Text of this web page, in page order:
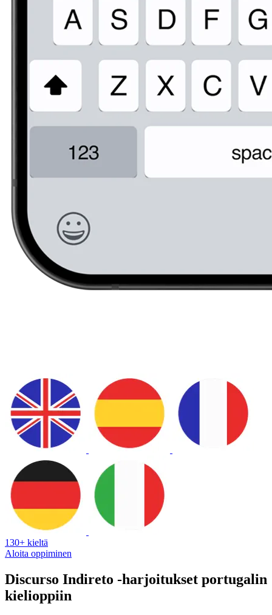
130+ kieltä
Aloita oppiminen
Discurso Indireto -harjoitukset portugalin
kielioppiin